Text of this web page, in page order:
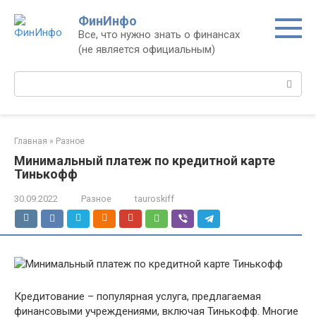
контенту
ФинИнфо
Все, что нужно знать о финансах
(не является официальным)
Поиск:
Главная » Разное
Минимальный платеж по кредитной карте
Тинькофф
30.09.2022 Разное tauroskiff
Кредитование – популярная услуга, предлагаемая
финансовыми учреждениями, включая Тинькофф. Многие